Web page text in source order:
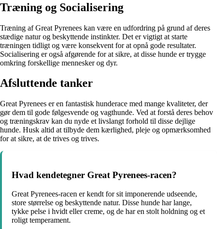
Træning og Socialisering
Træning af Great Pyrenees kan være en udfordring på grund af deres
stædige natur og beskyttende instinkter. Det er vigtigt at starte
træningen tidligt og være konsekvent for at opnå gode resultater.
Socialisering er også afgørende for at sikre, at disse hunde er trygge
omkring forskellige mennesker og dyr.
Afsluttende tanker
Great Pyrenees er en fantastisk hunderace med mange kvaliteter, der
gør dem til gode følgesvende og vagthunde. Ved at forstå deres behov
og træningskrav kan du nyde et livslangt forhold til disse dejlige
hunde. Husk altid at tilbyde dem kærlighed, pleje og opmærksomhed
for at sikre, at de trives og trives.
Hvad kendetegner Great Pyrenees-racen?
Great Pyrenees-racen er kendt for sit imponerende udseende,
store størrelse og beskyttende natur. Disse hunde har lange,
tykke pelse i hvidt eller creme, og de har en stolt holdning og et
roligt temperament.